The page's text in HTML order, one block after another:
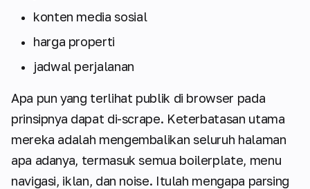
konten media sosial
harga properti
jadwal perjalanan
Apa pun yang terlihat publik di browser pada
prinsipnya dapat di-scrape. Keterbatasan utama
mereka adalah mengembalikan seluruh halaman
apa adanya, termasuk semua boilerplate, menu
navigasi, iklan, dan noise. Itulah mengapa parsing